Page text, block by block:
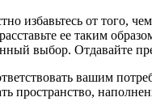
избавьтесь от того, чем
ее таким
выбор. Отдавайте
вашим
пространство,